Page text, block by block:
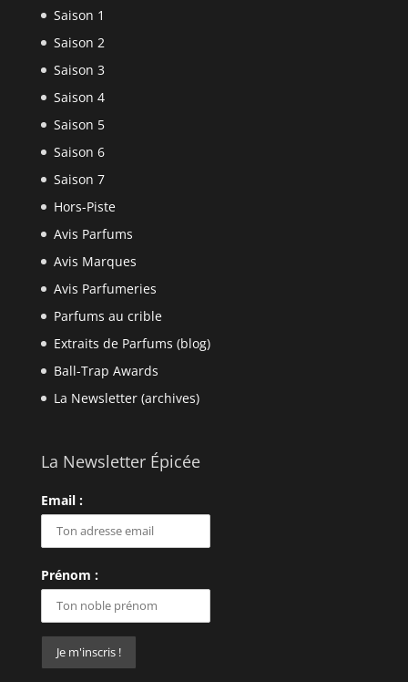
Saison 1
Saison 2
Saison 3
Saison 4
Saison 5
Saison 6
Saison 7
Hors-Piste
Avis Parfums
Avis Marques
Avis Parfumeries
Parfums au crible
Extraits de Parfums (blog)
Ball-Trap Awards
La Newsletter (archives)
La Newsletter Épicée
Email :
Prénom :